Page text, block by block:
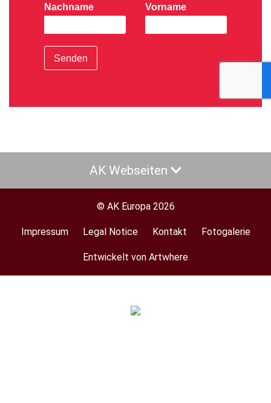
Nachname Vorname
Senden
AK Webseiten
© AK Europa 2026
Footer
Impressum Legal Notice Kontakt Fotogalerie
Entwickelt von Artwhere